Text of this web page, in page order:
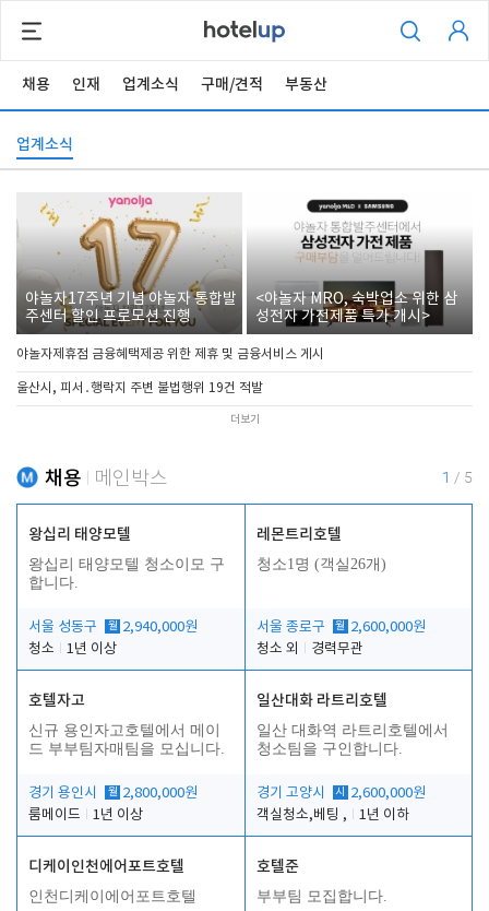
채용 인재 업계소식 구매/견적 부동산
업계소식
야놀자17주년 기념 야놀자 통합발
주센터 할인 프로모션 진행
<야놀자 MRO, 숙박업소 위한 삼
성전자 가전제품 특가 개시>
야놀자제휴점 금융혜택제공 위한 제휴 및 금융서비스 게시
울산시, 피서․행락지 주변 불법행위 19건 적발
더보기
채용 메인박스 1 / 5
왕십리 태양모텔
왕십리 태양모텔 청소이모 구
합니다.
서울 성동구 월 2,940,000원
청소
1년 이상
레몬트리호텔
청소1명 (객실26개)
서울 종로구 월 2,600,000원
청소 외
경력무관
호텔자고
신규 용인자고호텔에서 메이
드 부부팀자매팀을 모십니다.
경기 용인시 월 2,800,000원
룸메이드
1년 이상
일산대화 라트리호텔
일산 대화역 라트리호텔에서
청소팀을 구인합니다.
경기 고양시 시
2,600,000원
객실청소,베팅 ,
1년 이하
디케이인천에어포트호텔
인천디케이에어포트호텔
호텔준
부부팀 모집합니다.